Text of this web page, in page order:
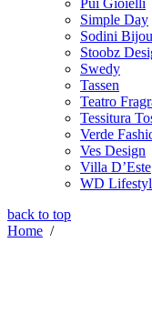
Simple Day
Sodini
Stoobz
Swedy
Tassen
Teatro
Tessitura
Verde
Ves Design
Villa D’Este
WD
back to top
Home /